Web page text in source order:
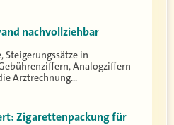
nachvollziehbar
Steigerungssätze in
Analogziffern
Arztrechnung…
Zigarettenpackung für